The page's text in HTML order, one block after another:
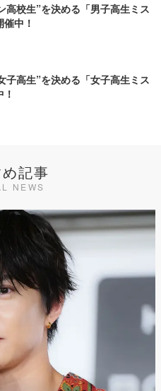
高校生”を決める「男子高生ミス
中！
子高生”を決める「女子高生ミス
記事
NEWS